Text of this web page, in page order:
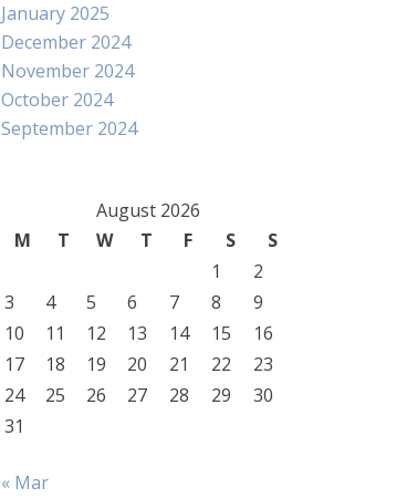
January 2025
December 2024
November 2024
October 2024
September 2024
August 2026
M
T W T F S
S
1
2
3
4 5 6 7 8
9
10
11 12 13 14 15
16
17
18 19 20 21 22
23
24
25 26 27 28 29
30
31
« Mar